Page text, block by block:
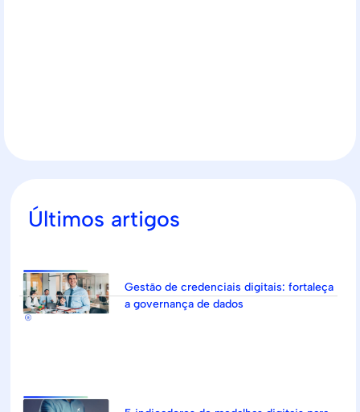
Últimos artigos
Gestão de credenciais digitais: fortaleça
a governança de dados